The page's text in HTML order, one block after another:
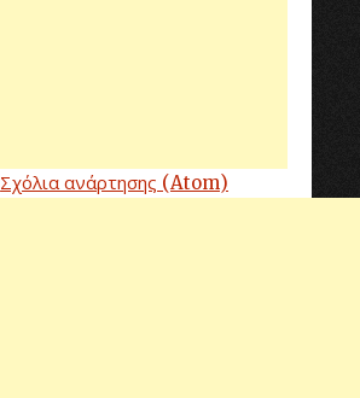
Σχόλια ανάρτησης (Atom)